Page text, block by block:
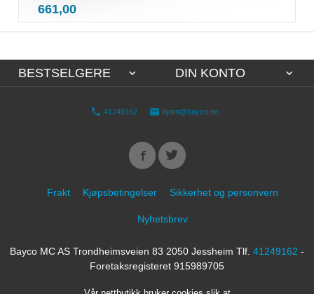
Pris
661,00mva.
BESTSELGERE DIN KONTO
41249162 bjorn@bayco.no
Frakt Kjøpsbetingelser Sikkerhet og personvern
Nyhetsbrev
Bayco MC AS Trondheimsveien 83 2050 Jessheim Tlf. 41249162 -
Foretaksregisteret 915989705